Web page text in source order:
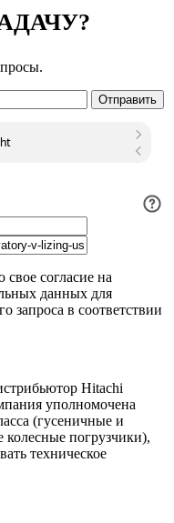
согласие на
данных для
запроса в соответствии
Hitachi
уполномочена
(гусеничные и
колесные погрузчики),
техническое